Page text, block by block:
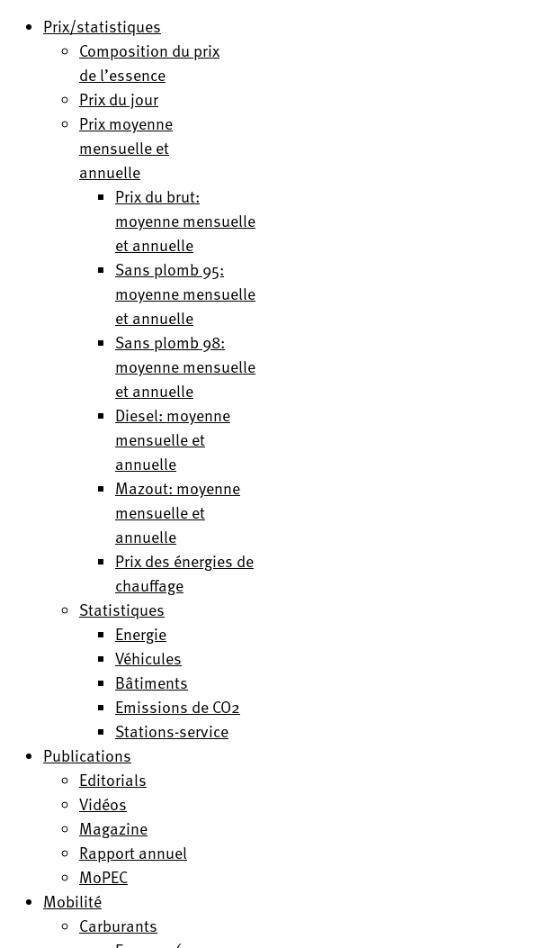
Prix/statistiques
Composition du prix
de l’essence
Prix du jour
Prix moyenne
mensuelle et
annuelle
Prix du brut:
moyenne mensuelle
et annuelle
Sans plomb 95:
moyenne mensuelle
et annuelle
Sans plomb 98:
moyenne mensuelle
et annuelle
Diesel: moyenne
mensuelle et
annuelle
Mazout: moyenne
mensuelle et
annuelle
Prix des énergies de
chauffage
Statistiques
Energie
Véhicules
Bâtiments
Emissions de CO2
Stations-service
Publications
Editorials
Vidéos
Magazine
Rapport annuel
MoPEC
Mobilité
Carburants